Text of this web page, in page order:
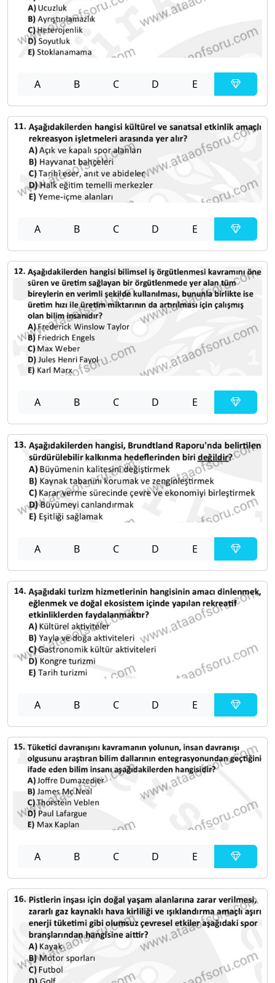
A B C D E
A B C D E
A B C D E
A B C D E
A B C D E
A B C D E